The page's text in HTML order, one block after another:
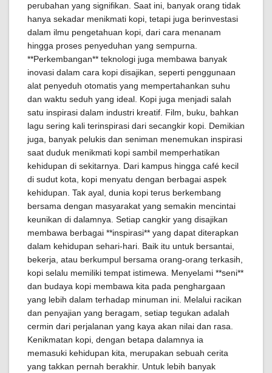
perubahan yang signifikan. Saat ini, banyak orang tidak
hanya sekadar menikmati kopi, tetapi juga berinvestasi
dalam ilmu pengetahuan kopi, dari cara menanam
hingga proses penyeduhan yang sempurna.
**Perkembangan** teknologi juga membawa banyak
inovasi dalam cara kopi disajikan, seperti penggunaan
alat penyeduh otomatis yang mempertahankan suhu
dan waktu seduh yang ideal. Kopi juga menjadi salah
satu inspirasi dalam industri kreatif. Film, buku, bahkan
lagu sering kali terinspirasi dari secangkir kopi. Demikian
juga, banyak pelukis dan seniman menemukan inspirasi
saat duduk menikmati kopi sambil memperhatikan
kehidupan di sekitarnya. Dari kampus hingga café kecil
di sudut kota, kopi menyatu dengan berbagai aspek
kehidupan. Tak ayal, dunia kopi terus berkembang
bersama dengan masyarakat yang semakin mencintai
keunikan di dalamnya. Setiap cangkir yang disajikan
membawa berbagai **inspirasi** yang dapat diterapkan
dalam kehidupan sehari-hari. Baik itu untuk bersantai,
bekerja, atau berkumpul bersama orang-orang terkasih,
kopi selalu memiliki tempat istimewa. Menyelami **seni**
dan budaya kopi membawa kita pada penghargaan
yang lebih dalam terhadap minuman ini. Melalui racikan
dan penyajian yang beragam, setiap tegukan adalah
cermin dari perjalanan yang kaya akan nilai dan rasa.
Kenikmatan kopi, dengan betapa dalamnya ia
memasuki kehidupan kita, merupakan sebuah cerita
yang takkan pernah berakhir. Untuk lebih banyak